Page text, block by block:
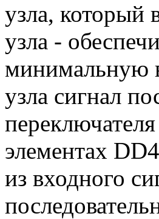
узла, который
узла -
минимальную
узла сигнал
элементах
из входного